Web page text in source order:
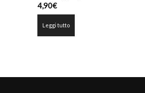
4,90€
Leggi tutto